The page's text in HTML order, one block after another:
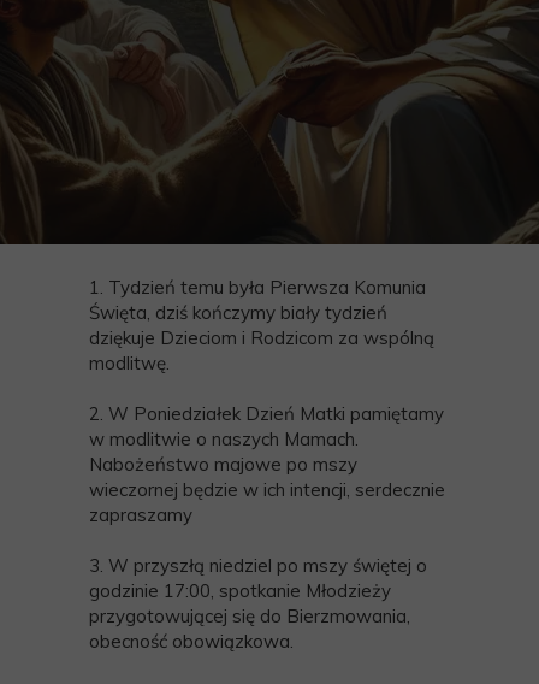
1. Tydzień temu była Pierwsza Komunia
Święta, dziś kończymy biały tydzień
dziękuje Dzieciom i Rodzicom za wspólną
modlitwę.
2. W Poniedziałek Dzień Matki pamiętamy
w modlitwie o naszych Mamach.
Nabożeństwo majowe po mszy
wieczornej będzie w ich intencji, serdecznie
zapraszamy
3. W przyszłą niedziel po mszy świętej o
godzinie 17:00, spotkanie Młodzieży
przygotowującej się do Bierzmowania,
obecność obowiązkowa.